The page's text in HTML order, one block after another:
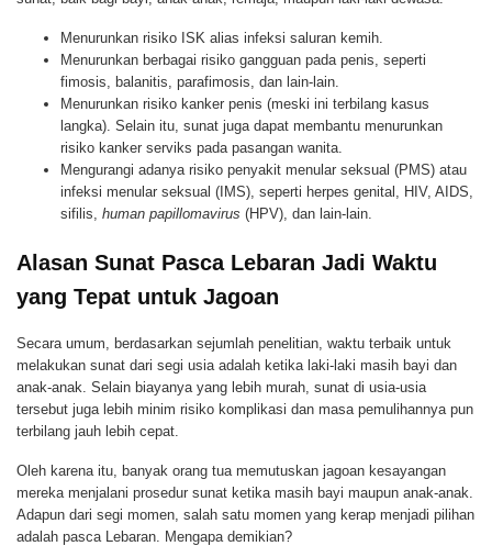
Menurunkan risiko ISK alias infeksi saluran kemih.
Menurunkan berbagai risiko gangguan pada penis, seperti
fimosis, balanitis, parafimosis, dan lain-lain.
Menurunkan risiko kanker penis (meski ini terbilang kasus
langka). Selain itu, sunat juga dapat membantu menurunkan
risiko kanker serviks pada pasangan wanita.
Mengurangi adanya risiko penyakit menular seksual (PMS) atau
infeksi menular seksual (IMS), seperti herpes genital, HIV, AIDS,
sifilis, human papillomavirus (HPV), dan lain-lain.
Alasan Sunat Pasca Lebaran Jadi Waktu
yang Tepat untuk Jagoan
Secara umum, berdasarkan sejumlah penelitian, waktu terbaik untuk
melakukan sunat dari segi usia adalah ketika laki-laki masih bayi dan
anak-anak. Selain biayanya yang lebih murah, sunat di usia-usia
tersebut juga lebih minim risiko komplikasi dan masa pemulihannya pun
terbilang jauh lebih cepat.
Oleh karena itu, banyak orang tua memutuskan jagoan kesayangan
mereka menjalani prosedur sunat ketika masih bayi maupun anak-anak.
Adapun dari segi momen, salah satu momen yang kerap menjadi pilihan
adalah pasca Lebaran. Mengapa demikian?